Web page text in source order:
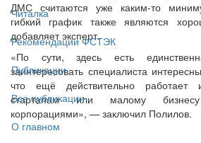
Читалка
Рекомендации ФСТЭК
Публикации
Все публикации
О главном
ДМС считаются уже каким-то
гибкий график также являются
добавляет эксперт.
«По сути, здесь есть
заинтересовать специалиста
что ещё действительно работает
стартапам или малому
корпорациями», — заключил Полилов.